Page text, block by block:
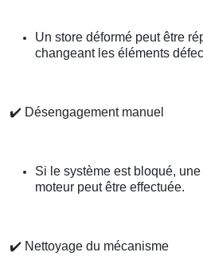
Un store déformé peut être
changeant les éléments
✔️ Désengagement manuel
Si le système est bloqué,
moteur peut être effectuée.
✔️ Nettoyage du mécanisme